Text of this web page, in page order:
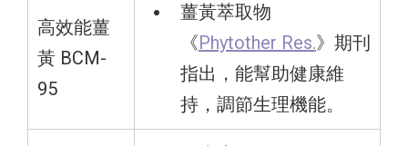
高效能薑
黃 BCM-
95
薑黃萃取物
《 Phytother Res.》期刊
指出，能幫助健康維
持，調節生理機能。